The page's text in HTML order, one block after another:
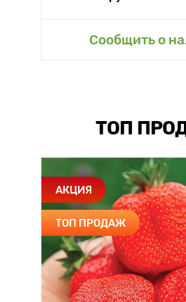
Сообщить о
ТОП
АКЦИЯ
ТОП ПРОДАЖ